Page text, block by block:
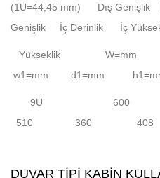
(1U=44,45 mm) Dış Genişlik
Genişlik İç Derinlik İç
Yükseklik
w1=mm d1=mm
9U 600
510 360
DUVAR TIPI KABIN